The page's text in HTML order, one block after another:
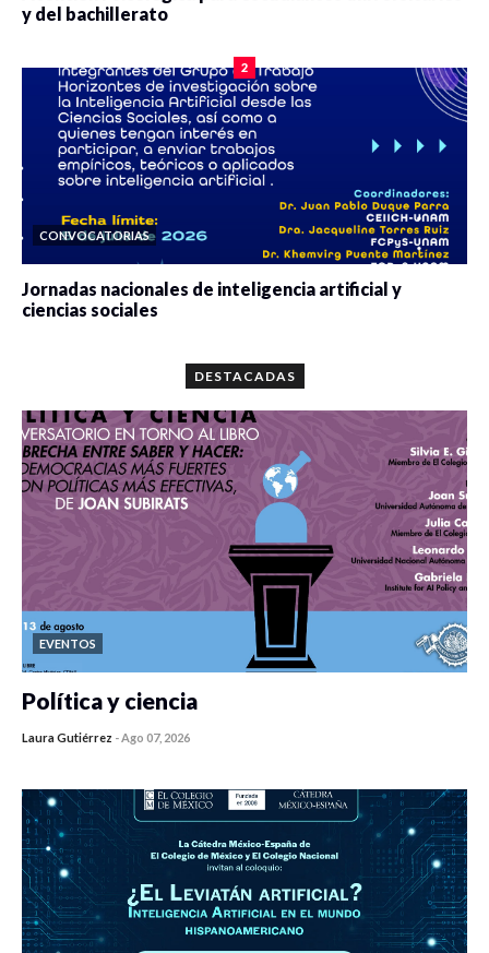
y del bachillerato
2
CONVOCATORIAS
Jornadas nacionales de inteligencia artificial y
ciencias sociales
DESTACADAS
EVENTOS
Política y ciencia
Laura Gutiérrez -Ago 07, 2026